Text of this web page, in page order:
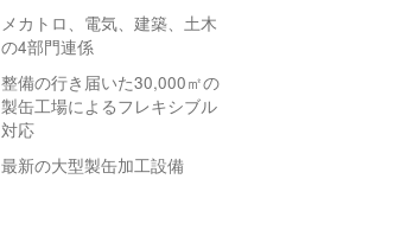
メカトロ、電気、建築、土木
の4部門連係
整備の行き届いた30,000㎡の
製缶工場によるフレキシブル
対応
最新の大型製缶加工設備